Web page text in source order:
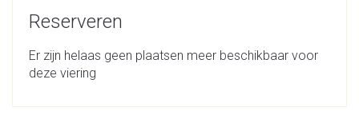
Reserveren
Er zijn helaas geen plaatsen meer beschikbaar voor
deze viering